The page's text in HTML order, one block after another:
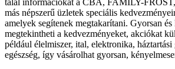
talál információkat a CBA, FAMILY-
más népszerű üzletek speciális
amelyek segítenek megtakarítani. Gyorsan és
megtekintheti a kedvezményeket, akciókat
például élelmiszer, ital, elektronika, háztartási
egészség, így vásárolhat gyorsan,